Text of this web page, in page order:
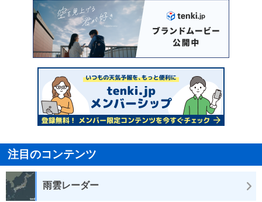
注目のコンテンツ
雨雲レーダー